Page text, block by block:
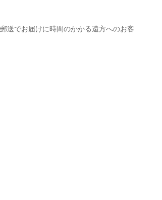
送でお届けに時間のかかる遠方へのお客